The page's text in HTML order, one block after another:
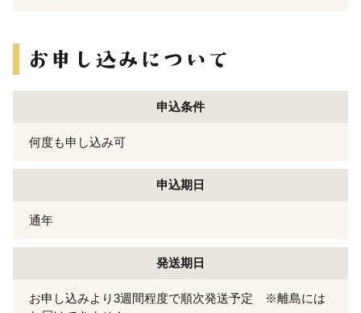
申込条件
何度も申し込み可
申込期日
通年
発送期日
お申し込みより3週間程度で順次発送予定 ※離島には